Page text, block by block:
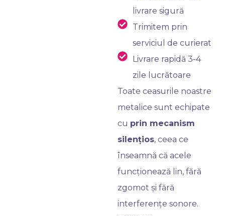
livrare sigură
Trimitem prin
serviciul de curierat
Livrare rapidă 3-4
zile lucrătoare
Toate ceasurile noastre
metalice sunt echipate
cu prin mecanism
silențios, ceea ce
înseamnă că acele
funcționează lin, fără
zgomot și fără
interferențe sonore.